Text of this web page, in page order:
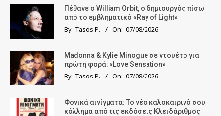
Πέθανε ο William Orbit, ο δημιουργός πίσω
από το εμβληματικό «Ray of Light»
By: Tasos P. On: 07/08/2026
Madonna & Kylie Minogue σε ντουέτο για
πρώτη φορά: «Love Sensation»
By: Tasos P. On: 07/08/2026
Φονικά αινίγματα: Το νέο καλοκαιρινό σου
κόλλημα από τις εκδόσεις Κλειδάριθμος